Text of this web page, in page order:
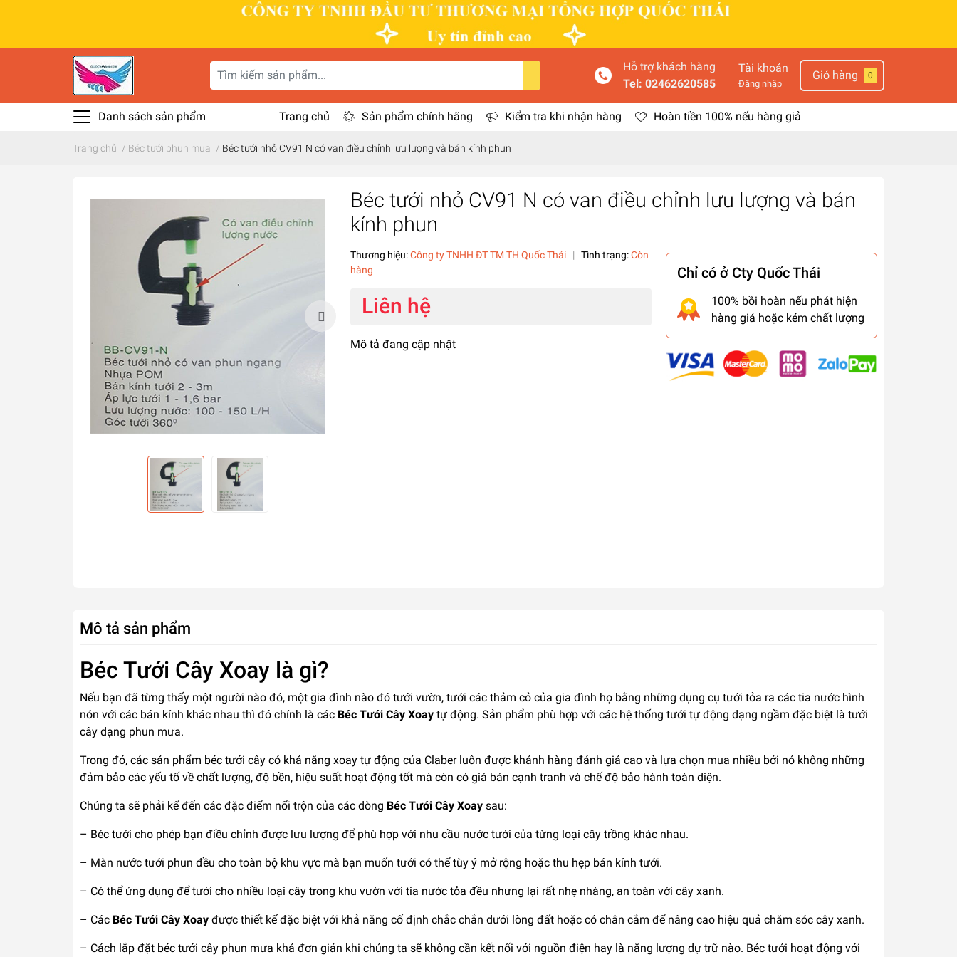
Hỗ trợ khách hàng
Tel: 02462620585
Tài khoản
Đăng nhập
Giỏ hàng 0
Danh sách sản phẩm Trang chủ Sản phẩm chính hãng Kiểm tra khi nhận hàng Hoàn tiền 100% nếu hàng giả
Trang chủ / Béc tưới phun mua / Béc tưới nhỏ CV91 N có van điều chỉnh lưu lượng và bán kính phun
Béc tưới nhỏ CV91 N có van điều chỉnh lưu lượng và bán
kính phun
Thương hiệu:Công ty TNHH ĐT TM TH Quốc Thái | Tình trạng:Còn
hàng
Liên hệ
Mô tả đang cập nhật
Chỉ có ở Cty Quốc Thái
100% bồi hoàn nếu phát hiện
hàng giả hoặc kém chất lượng
Mô tả sản phẩm
Béc Tưới Cây Xoay là gì?
Nếu bạn đã từng thấy một người nào đó, một gia đình nào đó tưới vườn, tưới các thảm cỏ của gia đình họ bằng những dụng cụ tưới tỏa ra các tia nước hình
nón với các bán kính khác nhau thì đó chính là các Béc Tưới Cây Xoay tự động. Sản phẩm phù hợp với các hệ thống tưới tự động dạng ngầm đặc biệt là tưới
cây dạng phun mưa.
Trong đó, các sản phẩm béc tưới cây có khả năng xoay tự động của Claber luôn được khánh hàng đánh giá cao và lựa chọn mua nhiều bởi nó không những
đảm bảo các yếu tố về chất lượng, độ bền, hiệu suất hoạt động tốt mà còn có giá bán cạnh tranh và chế độ bảo hành toàn diện.
Chúng ta sẽ phải kể đến các đặc điểm nổi trộn của các dòng Béc Tưới Cây Xoay sau:
– Béc tưới cho phép bạn điều chỉnh được lưu lượng để phù hợp với nhu cầu nước tưới của từng loại cây trồng khác nhau.
– Màn nước tưới phun đều cho toàn bộ khu vực mà bạn muốn tưới có thể tùy ý mở rộng hoặc thu hẹp bán kính tưới.
– Có thể ứng dụng để tưới cho nhiều loại cây trong khu vườn với tia nước tỏa đều nhưng lại rất nhẹ nhàng, an toàn với cây xanh.
– Các Béc Tưới Cây Xoay được thiết kế đặc biệt với khả năng cố định chắc chắn dưới lòng đất hoặc có chân cắm để nâng cao hiệu quả chăm sóc cây xanh.
– Cách lắp đặt béc tưới cây phun mưa khá đơn giản khi chúng ta sẽ không cần kết nối với nguồn điện hay là năng lượng dự trữ nào. Béc tưới hoạt động với